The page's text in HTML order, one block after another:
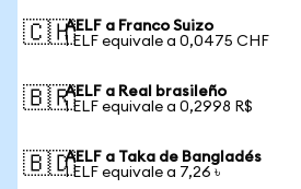
🇨🇭AELF a Franco Suizo
1 ELF equivale a 0,0475 CHF
🇧🇷AELF a Real brasileño
1 ELF equivale a 0,2998 R$
🇧🇩AELF a Taka de Bangladés
1 ELF equivale a 7,26 ৳